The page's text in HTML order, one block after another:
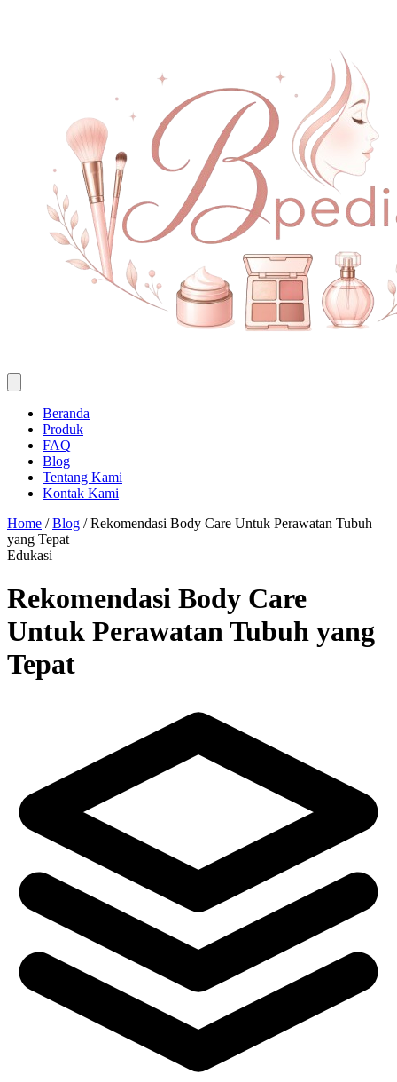
Beranda
Produk
FAQ
Blog
Tentang Kami
Kontak Kami
Home / Blog / Rekomendasi Body Care Untuk Perawatan Tubuh
yang Tepat
Edukasi
Rekomendasi Body Care
Untuk Perawatan Tubuh yang
Tepat